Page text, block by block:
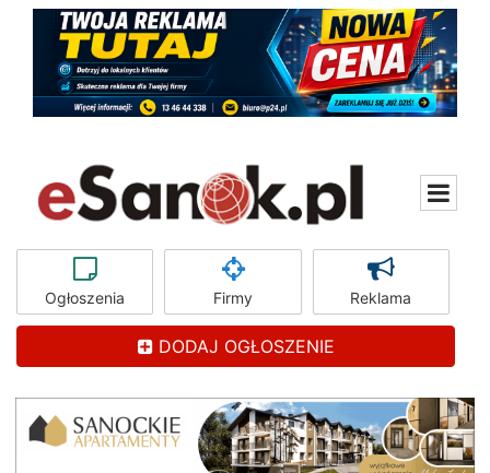
Ogłoszenia Firmy Reklama
DODAJ OGŁOSZENIE